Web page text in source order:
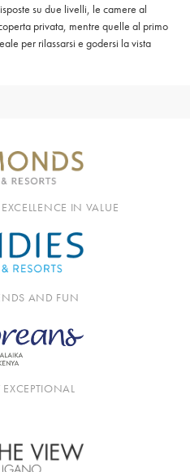
su due livelli, le camere al
privata, mentre quelle al primo
per rilassarsi e godersi la vista
IN VALUE
AND FUN
EXCEPTIONAL